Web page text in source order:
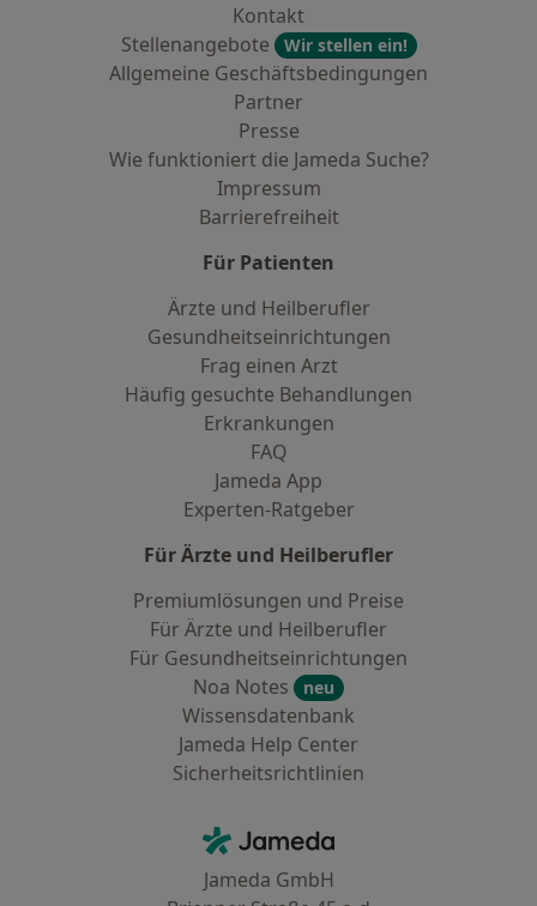
Kontakt
Stellenangebote
Wir stellen ein!
Allgemeine Geschäftsbedingungen
Partner
Presse
Wie funktioniert die Jameda Suche?
Impressum
Barrierefreiheit
Für Patienten
Ärzte und Heilberufler
Gesundheitseinrichtungen
Frag einen Arzt
Häufig gesuchte Behandlungen
Erkrankungen
FAQ
Jameda App
Experten-Ratgeber
Für Ärzte und Heilberufler
Premiumlösungen und Preise
Für Ärzte und Heilberufler
Für Gesundheitseinrichtungen
Noa Notes
neu
Wissensdatenbank
Jameda Help Center
Sicherheitsrichtlinien
Jameda - Startseite
Jameda GmbH